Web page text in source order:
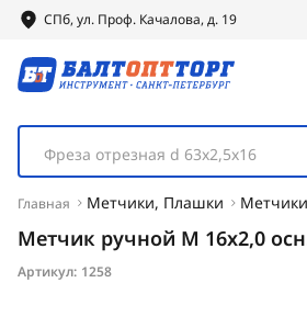
СПб, ул. Проф. Качалова, д. 19
Фреза отрезная d 63х2,5х16
Главная Метчики, Плашки
Метчик ручной М 16x2,0
Артикул: 1258